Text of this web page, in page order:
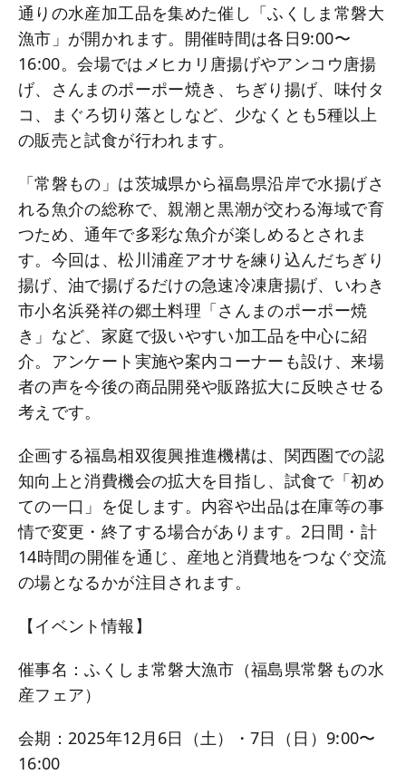
通りの水産加工品を集めた催し「ふくしま常磐大
漁市」が開かれます。開催時間は各日9:00〜
16:00。会場ではメヒカリ唐揚げやアンコウ唐揚
げ、さんまのポーポー焼き、ちぎり揚げ、味付タ
コ、まぐろ切り落としなど、少なくとも5種以上
の販売と試食が行われます。
「常磐もの」は茨城県から福島県沿岸で水揚げさ
れる魚介の総称で、親潮と黒潮が交わる海域で育
つため、通年で多彩な魚介が楽しめるとされま
す。今回は、松川浦産アオサを練り込んだちぎり
揚げ、油で揚げるだけの急速冷凍唐揚げ、いわき
市小名浜発祥の郷土料理「さんまのポーポー焼
き」など、家庭で扱いやすい加工品を中心に紹
介。アンケート実施や案内コーナーも設け、来場
者の声を今後の商品開発や販路拡大に反映させる
考えです。
企画する福島相双復興推進機構は、関西圏での認
知向上と消費機会の拡大を目指し、試食で「初め
ての一口」を促します。内容や出品は在庫等の事
情で変更・終了する場合があります。2日間・計
14時間の開催を通じ、産地と消費地をつなぐ交流
の場となるかが注目されます。
【イベント情報】
催事名：ふくしま常磐大漁市（福島県常磐もの水
産フェア）
会期：2025年12月6日（土）・7日（日）9:00〜
16:00